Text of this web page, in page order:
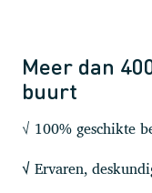
Meer dan
buurt
√ 100% geschikte
√ Ervaren,